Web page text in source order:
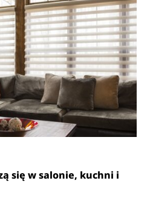
się w salonie, kuchni i